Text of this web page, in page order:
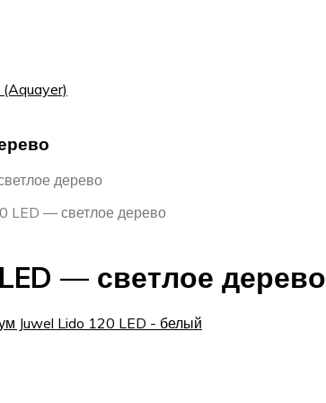
дерево
LED — светлое дерево
— светлое дерево
Juwel Lido 120 LED - белый